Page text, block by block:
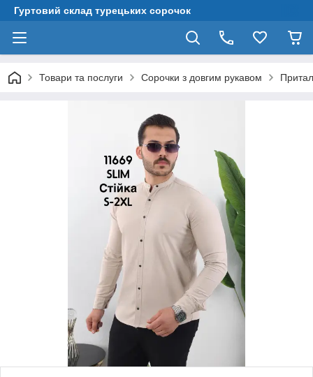
Гуртовий склад турецьких сорочок
Товари та послуги Сорочки з довгим рукавом